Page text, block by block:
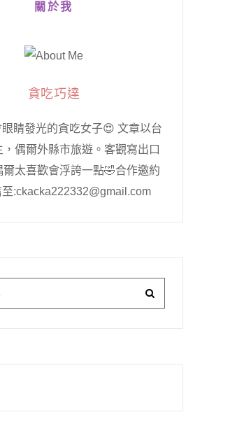
關於我
貪吃巧達
睛發光的貪吃女子😍 文章以台
，偶爾外縣市旅遊。客觀寫出口
爾太喜歡會浮誇一點🤣合作邀約
:ckacka222332@gmail.com